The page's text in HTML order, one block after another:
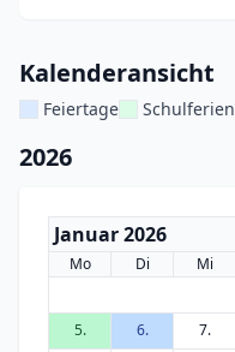
Kalenderansicht
Feiertage Schulferien
2026
Januar 2026
Mo Di Mi
5.
6. 7.